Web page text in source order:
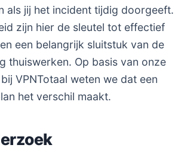
als jij het incident tijdig doorgeeft.
zijn hier de sleutel tot effectief
een belangrijk sluitstuk van de
thuiswerken. Op basis van onze
VPNTotaal weten we dat een
het verschil maakt.